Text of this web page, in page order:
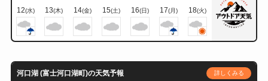
12(水) 13(木) 14(金) 15(土) 16(日) 17(月) 18(火)
河口湖 (富士河口湖町)の天気予報 詳しくみる